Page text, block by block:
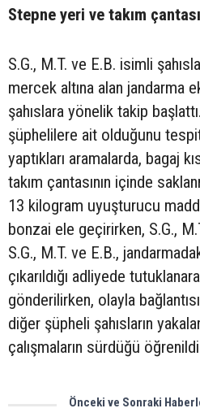
Stepne yeri ve takım
S.G., M.T. ve E.B. isimli
mercek altına alan jandarma
şahıslara yönelik takip
şüphelilere ait olduğunu
yaptıkları aramalarda, bagaj
takım çantasının içinde
13 kilogram uyuşturucu
bonzai ele geçirirken, S.G.,
S.G., M.T. ve E.B.,
çıkarıldığı adliyede
gönderilirken, olayla
diğer şüpheli şahısların
çalışmaların sürdüğü
Önceki ve Sonraki